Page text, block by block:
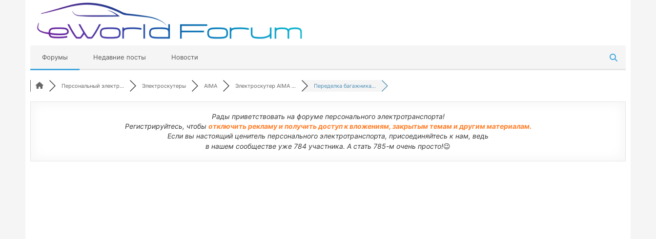
содержимому
Форумы Недавние посты Новости
Персональный электр... Электроскутеры AIMA Электроскутер AIMA ... Переделка багажника...
Рады приветствовать на форуме персонального электротранспорта!
Регистрируйтесь, чтобы отключить рекламу и получить доступ к вложениям, закрытым темам и другим материалам.
Если вы настоящий ценитель персонального электротранспорта, присоединяйтесь к нам, ведь
в нашем сообществе уже 784 участника. А стать 785-м очень просто!😉